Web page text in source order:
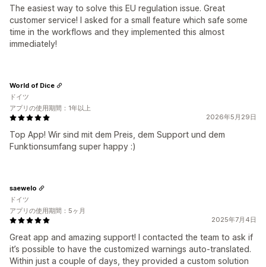
The easiest way to solve this EU regulation issue. Great
customer service! I asked for a small feature which safe some
time in the workflows and they implemented this almost
immediately!
2026年5月29日
Top App! Wir sind mit dem Preis, dem Support und dem
Funktionsumfang super happy :)
World of Dice
ドイツ
アプリの使用期間：1年以上
2025年7月4日
Great app and amazing support! I contacted the team to ask if
it’s possible to have the customized warnings auto-translated.
Within just a couple of days, they provided a custom solution
saewelo
ドイツ
アプリの使用期間：5ヶ月